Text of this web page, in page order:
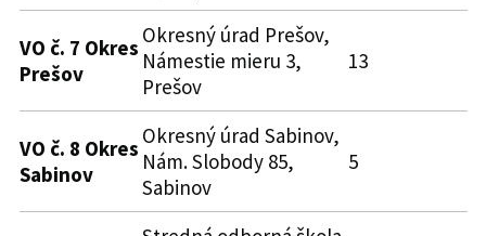
VO č. 7 Okres
Prešov
Okresný úrad Prešov,
Námestie mieru 3,
Prešov
13
VO č. 8 Okres
Sabinov
Okresný úrad Sabinov,
Nám. Slobody 85,
Sabinov
5